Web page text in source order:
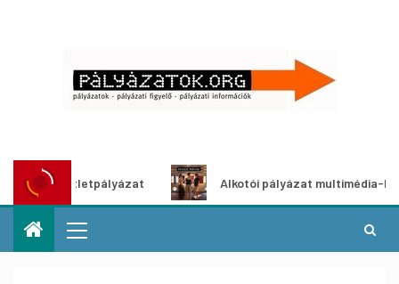
ötletpályázat Alkotói pályázat multimédia-